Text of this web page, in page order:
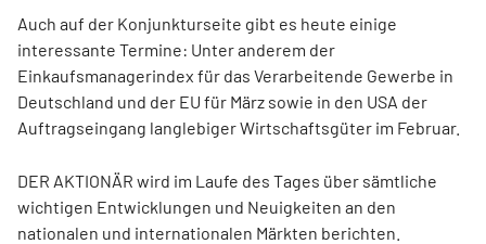
Auch auf der Konjunkturseite gibt es heute einige
interessante Termine: Unter anderem der
Einkaufsmanagerindex für das Verarbeitende Gewerbe in
Deutschland und der EU für März sowie in den USA der
Auftragseingang langlebiger Wirtschaftsgüter im Februar.
DER AKTIONÄR wird im Laufe des Tages über sämtliche
wichtigen Entwicklungen und Neuigkeiten an den
nationalen und internationalen Märkten berichten.